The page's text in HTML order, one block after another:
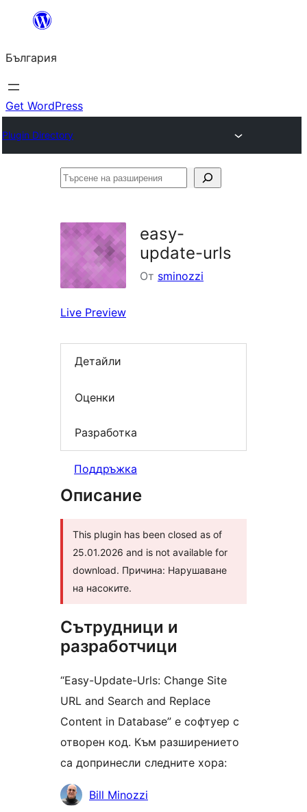
България
Get WordPress
Plugin Directory
Търсене
easy-
update-urls
От sminozzi
Live Preview
Детайли
Оценки
Разработка
Поддръжка
Описание
This plugin has been closed as of
25.01.2026 and is not available for
download. Причина: Нарушаване
на насоките.
Сътрудници и
разработчици
“Easy-Update-Urls: Change Site
URL and Search and Replace
Content in Database” е софтуер с
отворен код. Към разширението
са допринесли следните хора:
Сътрудници
Bill Minozzi